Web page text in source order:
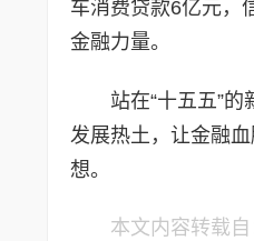
车消费贷款6亿元，
金融力量。
站在“十五五”
发展热土，让金融
想。
本文内容转载